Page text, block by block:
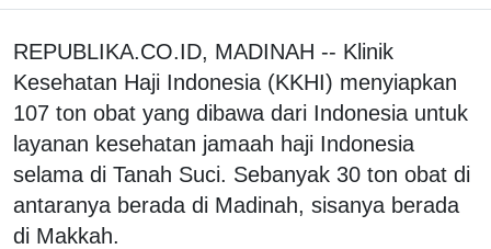
REPUBLIKA.CO.ID, MADINAH -- Klinik
Kesehatan Haji Indonesia (KKHI) menyiapkan
107 ton obat yang dibawa dari Indonesia untuk
layanan kesehatan jamaah haji Indonesia
selama di Tanah Suci. Sebanyak 30 ton obat di
antaranya berada di Madinah, sisanya berada
di Makkah.